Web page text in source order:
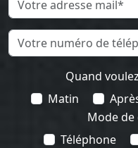
Quand
Matin
Mode
Téléphone